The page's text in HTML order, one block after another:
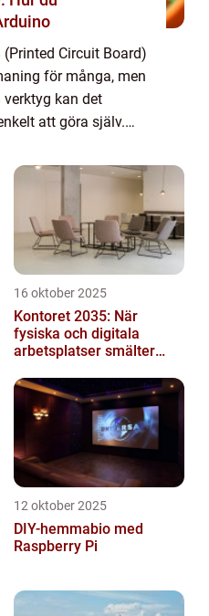
Circuit Board)
för många, men
kan det
att göra själv.
16 oktober 2025
Kontoret 2035: När
fysiska och digitala
arbetsplatser smälter
12 oktober 2025
DIY-hemmabio med
Raspberry Pi